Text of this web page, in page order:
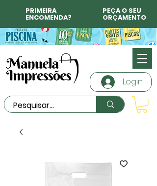
PRIMEIRA
ENCOMENDA?
PEÇA O SEU
ORÇAMENTO
Login